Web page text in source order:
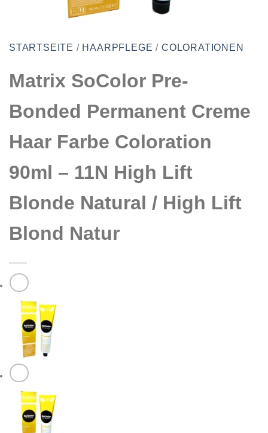
STARTSEITE / HAARPFLEGE / COLORATIONEN
Matrix SoColor Pre-
Bonded Permanent Creme
Haar Farbe Coloration
90ml – 11N High Lift
Blonde Natural / High Lift
Blond Natur